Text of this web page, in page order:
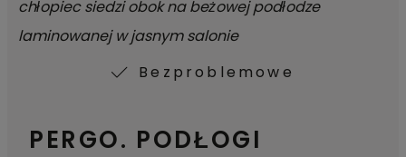
Bezproblemowe
PERGO. PODŁOGI